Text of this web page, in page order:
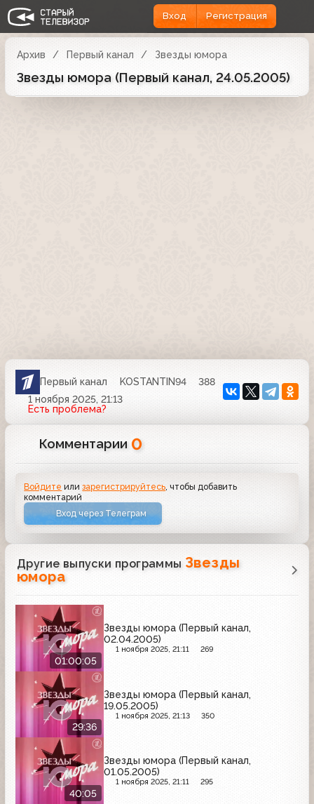
Вход Регистрация
Архив Первый канал Звезды юмора
Звезды юмора (Первый канал, 24.05.2005)
Первый канал KOSTANTIN94
388
1 ноября 2025, 21:13
Есть проблема?
Комментарии 0
Войдите илизарегистрируйтесь , чтобы добавить
комментарий
Вход через Телеграм
Другие выпуски программы Звезды
юмора
01:00:05
Звезды юмора (Первый канал,
02.04.2005)
1 ноября 2025, 21:11 269
29:36
Звезды юмора (Первый канал,
19.05.2005)
1 ноября 2025, 21:13 350
40:05
Звезды юмора (Первый канал,
01.05.2005)
1 ноября 2025, 21:11 295